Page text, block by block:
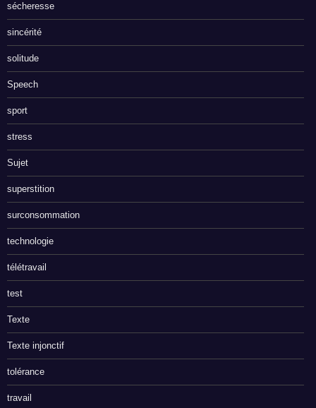
sécheresse
sincérité
solitude
Speech
sport
stress
Sujet
superstition
surconsommation
technologie
télétravail
test
Texte
Texte injonctif
tolérance
travail